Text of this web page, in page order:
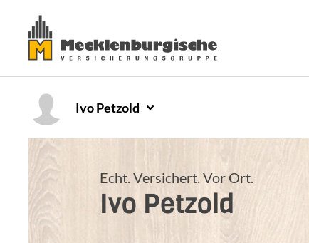
IvoPetzold
Ivo Petzold
Echt. Versichert. Vor Ort.